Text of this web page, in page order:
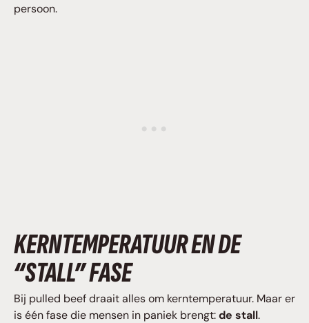
persoon.
KERNTEMPERATUUR EN DE
“STALL” FASE
Bij pulled beef draait alles om kerntemperatuur. Maar er
is één fase die mensen in paniek brengt:de stall.